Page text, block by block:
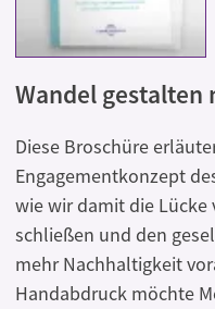
Wandel
Diese Broschüre
Engagementkonzept
wie wir damit die Lücke
schließen und den
mehr Nachhaltigkeit
Handabdruck möchte